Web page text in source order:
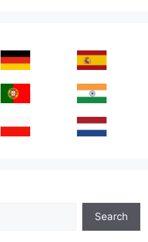
Search